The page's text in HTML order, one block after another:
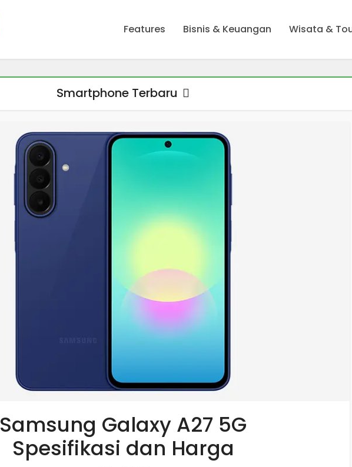
Features Bisnis & Keuangan Wisata &
Smartphone Terbaru
Samsung Galaxy A27 5G
Spesifikasi dan Harga